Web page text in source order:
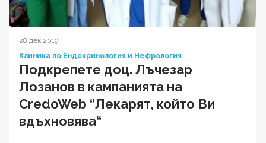
28 дек 2019
Клиника по Ендокринология и Нефрология
Подкрепете доц. Лъчезар
Лозанов в кампанията на
CredoWeb “Лекарят, който Ви
вдъхновява“